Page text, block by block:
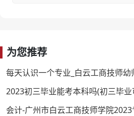
为您推荐
每天认识一个专业_白云工商技师幼
2023初三毕业能考本科吗(初三毕
会计-广州市白云工商技师学院